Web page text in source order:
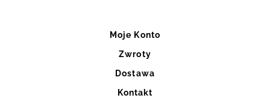
Moje Konto
Zwroty
Dostawa
Kontakt